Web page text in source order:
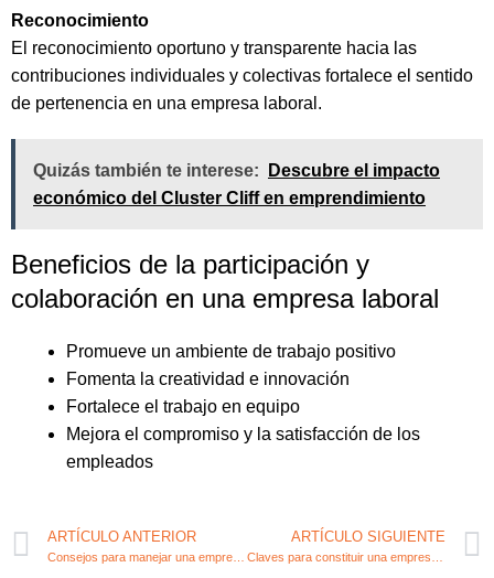
Reconocimiento
El reconocimiento oportuno y transparente hacia las
contribuciones individuales y colectivas fortalece el sentido
de pertenencia en una empresa laboral.
Quizás también te interese:
Descubre el impacto
económico del Cluster Cliff en emprendimiento
Beneficios de la participación y
colaboración en una empresa laboral
Promueve un ambiente de trabajo positivo
Fomenta la creatividad e innovación
Fortalece el trabajo en equipo
Mejora el compromiso y la satisfacción de los
empleados
ARTÍCULO ANTERIOR ARTÍCULO SIGUIENTE